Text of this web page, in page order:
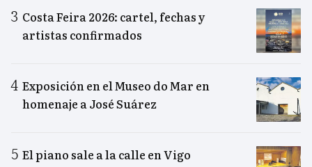
Costa Feira 2026: cartel, fechas y
artistas confirmados
Exposición en el Museo do Mar en
homenaje a José Suárez
El piano sale a la calle en Vigo